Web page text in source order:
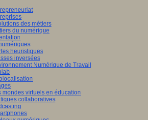
des métiers
du numérique
heuristiques
inversées
Numérique de Travail
mondes virtuels en éducation
collaboratives